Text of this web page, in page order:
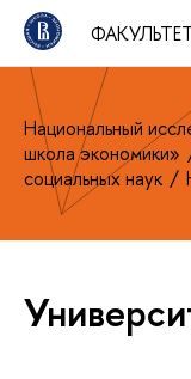
Национальный
школа экономики»
социальных наук